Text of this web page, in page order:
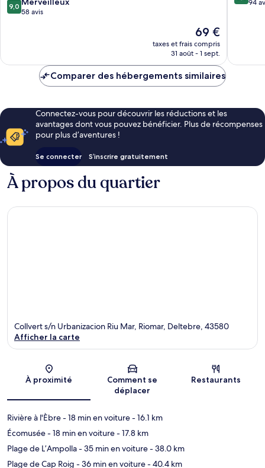
sur
9,0
58 avis
Le
nouveau
prix
de
69 €
taxes et frais compris
31 août - 1 sept.
94
Comparer des hébergements similaires
Connectez-vous pour découvrir les réductions et les
avantages dont vous pouvez bénéficier. Plus de récompenses
pour plus d’aventures !
Se connecter S’inscrire gratuitement
À propos du quartier
Carte
Collvert s/n Urbanizacion Riu Mar, Riomar, Deltebre, 43580
Afficher la carte
À proximité
Comment se
déplacer
Restaurants
Rivière à l'Èbre- 18 min en voiture- 16.1 km
Écomusée- 18 min en voiture- 17.8 km
Plage de L’Ampolla- 35 min en voiture- 38.0 km
Plage de Cap Roig - 36 min en voiture- 40.4 km